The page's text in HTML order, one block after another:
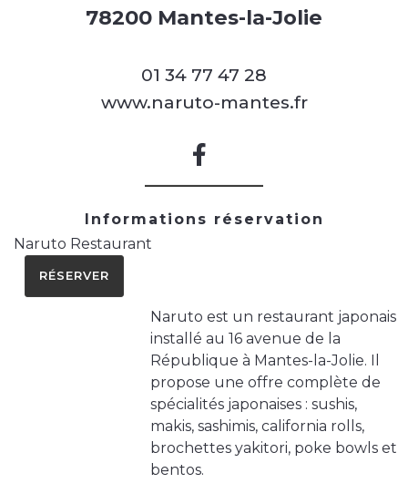
78200 Mantes-la-Jolie
01 34 77 47 28
www.naruto-mantes.fr
Informations réservation
Naruto Restaurant
RÉSERVER
Naruto est un restaurant japonais
installé au 16 avenue de la
République à Mantes-la-Jolie. Il
propose une offre complète de
spécialités japonaises : sushis,
makis, sashimis, california rolls,
brochettes yakitori, poke bowls et
bentos.